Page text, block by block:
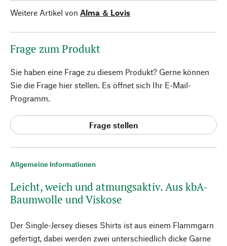
Allgemeine Informationen
Leicht, weich und atmungsaktiv. Aus kbA-
Baumwolle und Viskose
Der Single-Jersey dieses Shirts ist aus einem Flammgarn
gefertigt, dabei werden zwei unterschiedlich dicke Garne
Weitere Artikel von Alma ＆ Lovis
Frage zum Produkt
Sie haben eine Frage zu diesem Produkt? Gerne können
Sie die Frage hier stellen. Es öffnet sich Ihr E-Mail-
Programm.
Frage stellen